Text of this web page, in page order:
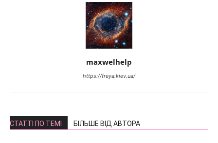
maxwelhelp
https://freya.kiev.ua/
СТАТТІ ПО ТЕМІ БІЛЬШЕ ВІД АВТОРА